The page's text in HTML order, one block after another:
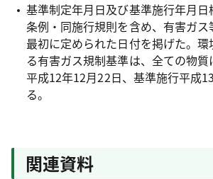
基準制定年月日及び基準施行年月
条例・同施行規則を含め、有害ガ
最初に定められた日付を掲げた。
る有害ガス規制基準は、全ての物
平成12年12月22日、基準施行平成
る。
関連資料